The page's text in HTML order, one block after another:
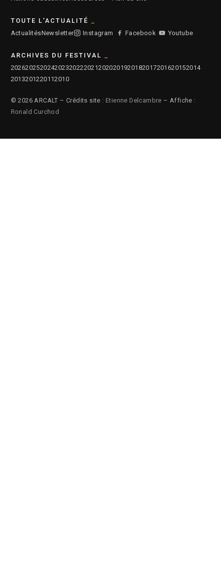
TOUTE L'ACTUALITÉ
ActualitésNewsletter Instagram Facebook Youtube
ARCHIVES DU FESTIVAL
2026202520242023202220212020201920182017201620152014
2013201220112010
© 2026 ARCALT – Crédits site : Etienne Delcambre – Affiche :
Ronald Curchod